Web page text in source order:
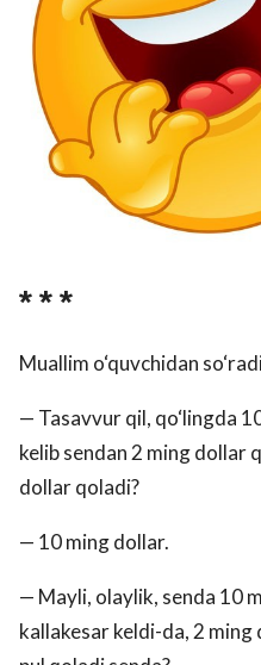
* * *
Muallim o‘quvchidan
— Tasavvur qil, qo‘lingda
kelib sendan 2 ming dollar
dollar qoladi?
— 10 ming dollar.
— Mayli, olaylik, senda 10
kallakesar keldi-da, 2